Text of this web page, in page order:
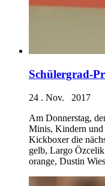
Schülergrad-
24 . Nov. 2017
Am Donnerstag,
Minis, Kindern und
Kickboxer die
gelb, Largo
orange, Dustin